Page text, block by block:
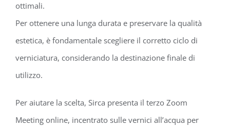
ottimali.
Per ottenere una lunga durata e preservare la qualità
estetica, è fondamentale scegliere il corretto ciclo di
verniciatura, considerando la destinazione finale di
utilizzo.
Per aiutare la scelta, Sirca presenta il terzo Zoom
Meeting online, incentrato sulle vernici all’acqua per